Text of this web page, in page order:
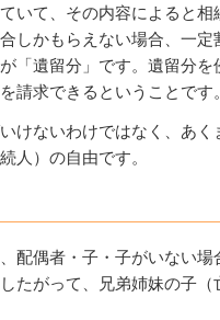
いて、その内容によると
しかもらえない場合、一
「遺留分」です。遺留分
請求できるということです。
けないわけではなく、あ
人）の自由です。
配偶者・子・子がいない
たがって、兄弟姉妹の子